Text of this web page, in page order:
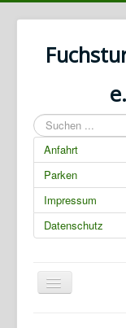
Suchen
...
Anfahrt
Parken
Impressum
Datenschutz
Navigation
an/aus